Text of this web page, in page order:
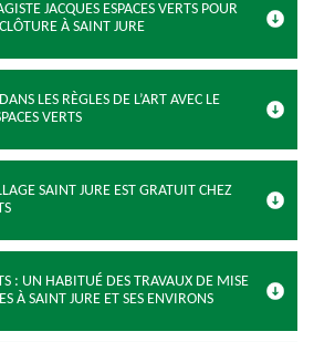
JACQUES ESPACES VERTS POUR
À SAINT JURE
LES RÈGLES DE L’ART AVEC LE
VERTS
SAINT JURE EST GRATUIT CHEZ
: UN HABITUÉ DES TRAVAUX DE MISE
À SAINT JURE ET SES ENVIRONS